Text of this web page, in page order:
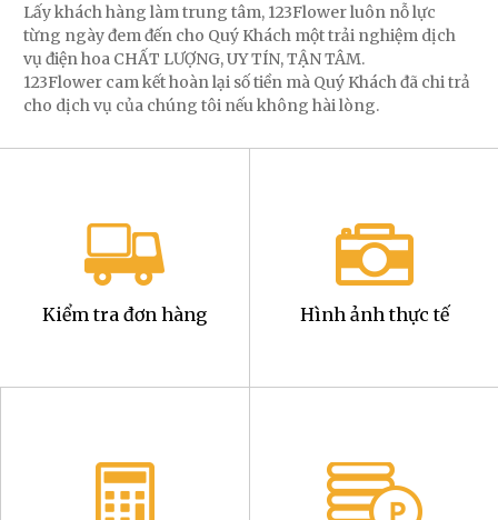
Lấy khách hàng làm trung tâm, 123Flower luôn nỗ lực
từng ngày đem đến cho Quý Khách một trải nghiệm dịch
vụ điện hoa CHẤT LƯỢNG, UY TÍN, TẬN TÂM.
123Flower cam kết hoàn lại số tiền mà Quý Khách đã chi trả
cho dịch vụ của chúng tôi nếu không hài lòng.
Kiểm tra đơn hàng Hình ảnh thực tế